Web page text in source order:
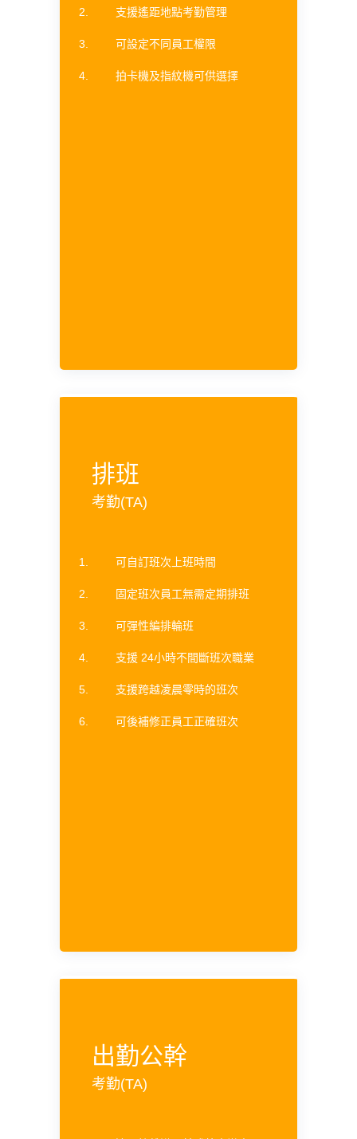
支援遙距地點考勤管理
可設定不同員工權限
拍卡機及指紋機可供選擇
排班
考勤(TA)
可自訂班次上班時間
固定班次員工無需定期排班
可彈性編排輪班
支援 24小時不間斷班次職業
支援跨越凌晨零時的班次
可後補修正員工正確班次
出勤公幹
考勤(TA)